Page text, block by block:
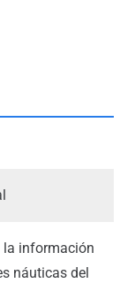
la información
náuticas del